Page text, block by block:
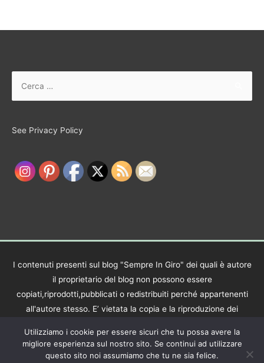
See Privacy Policy
I contenuti presenti sul blog "Sempre In Giro" dei quali è autore
il proprietario del blog non possono essere
copiati,riprodotti,pubblicati o redistribuiti perché appartenenti
all'autore stesso. E’ vietata la copia e la riproduzione dei
e la redistribuzione dei contenuti non autorizzata
espressamente dall’autore. Copyright © 2017 - 2021 Sempre In
Utilizziamo i cookie per essere sicuri che tu possa avere la
migliore esperienza sul nostro sito. Se continui ad utilizzare
questo sito noi assumiamo che tu ne sia felice.